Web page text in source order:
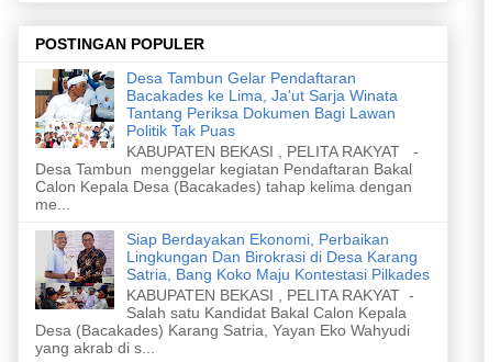
POSTINGAN POPULER
Desa Tambun Gelar Pendaftaran
Bacakades ke Lima, Ja'ut Sarja Winata
Tantang Periksa Dokumen Bagi Lawan
Politik Tak Puas
KABUPATEN BEKASI , PELITA RAKYAT -
Desa Tambun menggelar kegiatan Pendaftaran Bakal
Calon Kepala Desa (Bacakades) tahap kelima dengan
me...
Siap Berdayakan Ekonomi, Perbaikan
Lingkungan Dan Birokrasi di Desa Karang
Satria, Bang Koko Maju Kontestasi Pilkades
KABUPATEN BEKASI , PELITA RAKYAT -
Salah satu Kandidat Bakal Calon Kepala
Desa (Bacakades) Karang Satria, Yayan Eko Wahyudi
yang akrab di s...